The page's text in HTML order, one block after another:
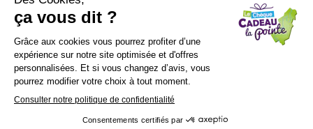
Mentions légales Politique de confidentialité
Réalisé par Graphik Impact